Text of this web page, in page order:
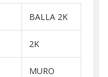
BALLA 2K
2K
MURO